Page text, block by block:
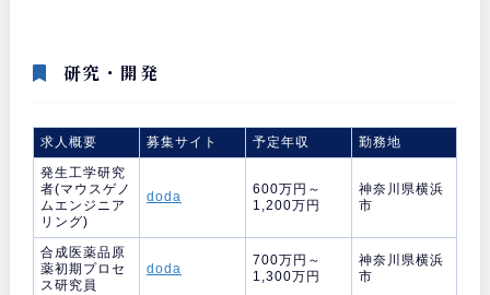
研究・開発
求人概要 募集サイト 予定年収
勤務地
発生工学研究
者(マウスゲノ
ムエンジニア
リング)
doda
600万円～
1,200万円
神奈川県横浜
市
合成医薬品原
薬初期プロセ
ス研究員
doda
700万円～
1,300万円
神奈川県横浜
市